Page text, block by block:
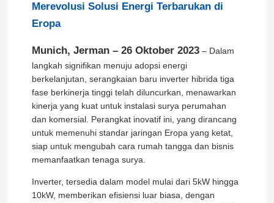
Merevolusi Solusi Energi Terbarukan di
Eropa
Munich, Jerman – 26 Oktober 2023– Dalam
langkah signifikan menuju adopsi energi
berkelanjutan, serangkaian baru inverter hibrida tiga
fase berkinerja tinggi telah diluncurkan, menawarkan
kinerja yang kuat untuk instalasi surya perumahan
dan komersial. Perangkat inovatif ini, yang dirancang
untuk memenuhi standar jaringan Eropa yang ketat,
siap untuk mengubah cara rumah tangga dan bisnis
memanfaatkan tenaga surya.
Inverter, tersedia dalam model mulai dari 5kW hingga
10kW, memberikan efisiensi luar biasa, dengan